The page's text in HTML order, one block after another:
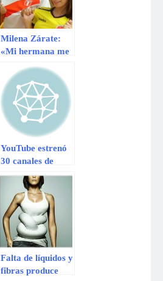
Milena Zárate:
«Mi hermana me
YouTube estrenó
30 canales de
pago, cinco de
ellos en español
Falta de líquidos y
fibras produce